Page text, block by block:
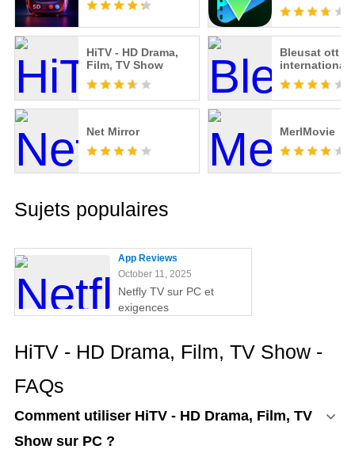
HiTV - HD Drama,
Film, TV Show
Bleusat ott
international
Net Mirror MerlMovie
Sujets populaires
App Reviews
October 11, 2025
Netfly TV sur PC et
exigences
HiTV - HD Drama, Film, TV Show -
FAQs
Comment utiliser HiTV - HD Drama, Film, TV
Show sur PC ?